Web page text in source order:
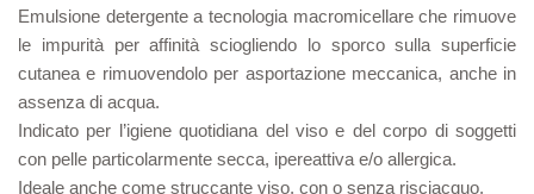
Emulsione detergente a tecnologia macromicellare che rimuove
le impurità per affinità sciogliendo lo sporco sulla superficie
cutanea e rimuovendolo per asportazione meccanica, anche in
assenza di acqua.
Indicato per l’igiene quotidiana del viso e del corpo di soggetti
con pelle particolarmente secca, ipereattiva e/o allergica.
Ideale anche come struccante viso, con o senza risciacquo.